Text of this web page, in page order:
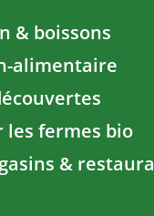
& boissons
alimentaire
les fermes bio
&